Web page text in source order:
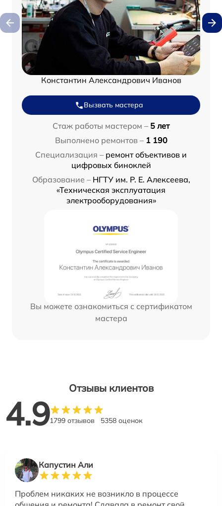
Константин Александрович Иванов
Вызвать мастера
Стаж работы мастером – 5 лет
Выполнено ремонтов – 1 190
Специализация – ремонт объективов и
цифровых биноклей
Образование – НГТУ им. Р. Е. Алексеева,
«Техническая эксплуатация
электрооборудования»
Вы можете ознакомиться с сертификатом
мастера
Отзывы клиентов
4.91799 отзывов 5358 оценок
Капустин Али
Проблем никаких не возникло в процессе